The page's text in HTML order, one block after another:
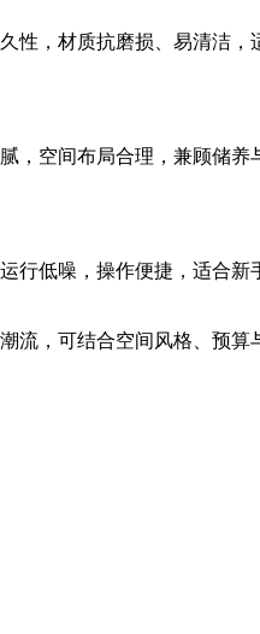
，材质抗磨损、易清洁
空间布局合理，兼顾储
行低噪，操作便捷，适合
流，可结合空间风格、预算